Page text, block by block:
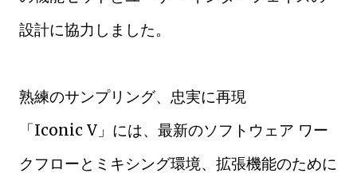
設計に協力しました。
熟練のサンプリング、忠実に再現
「Iconic V」には、最新のソフトウェア ワー
クフローとミキシング環境、拡張機能のために